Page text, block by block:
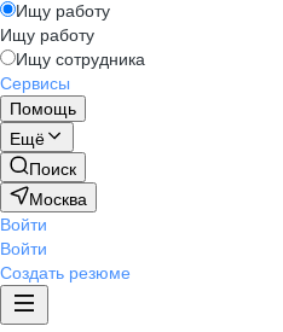
Ищу работу
Ищу работу
Ищу сотрудника
Сервисы
Помощь
Ещё
Поиск
Москва
Войти
Войти
Создать резюме